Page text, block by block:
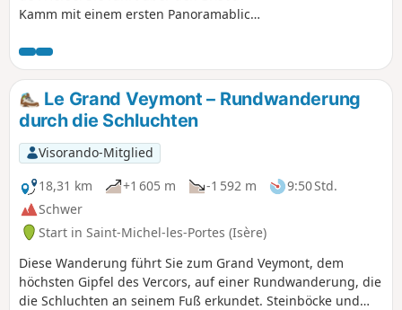
Kamm mit einem ersten Panoramablick,
erreichen, der einen herrlichen Blick auf
die Hochebenen des Vercors, den Mont
Aiguille und das Tal bietet. Gute
Chancen, Steinböcke und Murmeltiere
zu beobachten.
Le Grand Veymont – Rundwanderung
durch die Schluchten
Visorando-Mitglied
18,31 km
+1 605 m -1 592 m
9:50 Std.
Schwer
Start in Saint-Michel-les-Portes (Isère)
Diese Wanderung führt Sie zum Grand Veymont, dem
höchsten Gipfel des Vercors, auf einer Rundwanderung, die
die Schluchten an seinem Fuß erkundet. Steinböcke und